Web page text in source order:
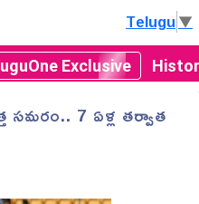
Exclusive
Telugu▼
సమరం.. 7 ఏళ్ల తర్వాత